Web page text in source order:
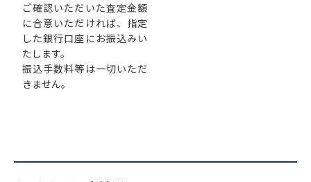
ご確認いただいた査定金額
に合意いただければ、指定
した銀行口座にお振込みい
たします。
振込手数料等は一切いただ
きません。